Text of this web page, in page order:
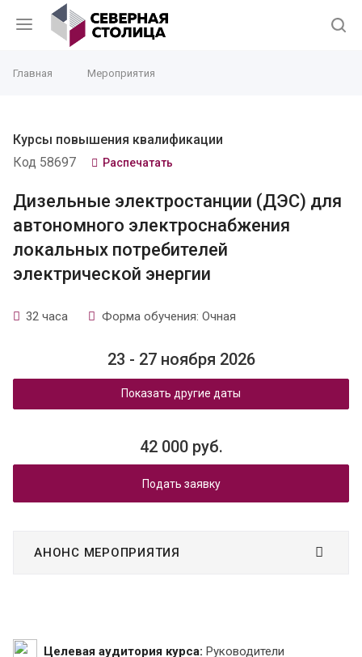
Главная Мероприятия
Курсы повышения квалификации
Код 58697
Распечатать
Дизельные электростанции (ДЭС) для
автономного электроснабжения
локальных потребителей
электрической энергии
32 часа Форма обучения: Очная
23 - 27 ноября 2026
Показать другие даты
42 000 руб.
Подать заявку
АНОНС МЕРОПРИЯТИЯ
Целевая аудитория курса: Руководители